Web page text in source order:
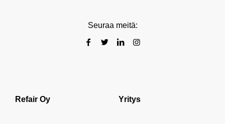
Seuraa meitä:
Refair Oy Yritys